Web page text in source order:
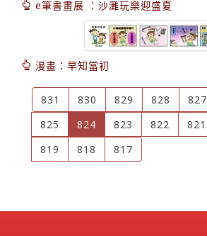
e筆書畫展 ：沙灘玩樂迎盛夏
漫畫：早知當初
831 830 829 828 827
825
824 (current)
823 822 821
819
818 817